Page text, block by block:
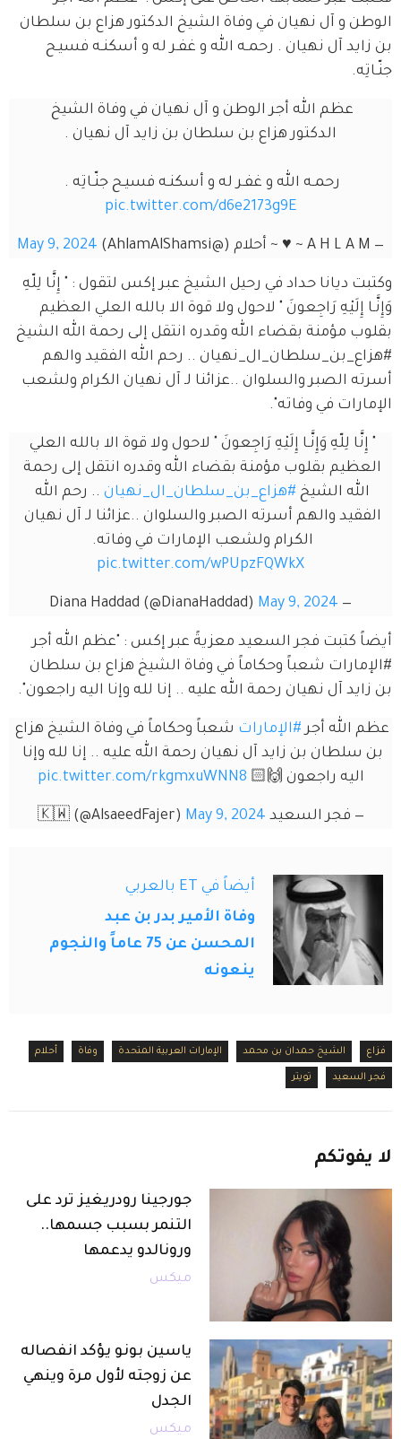
الوطن و آل نهيان في وفاة الشيخ الدكتور هزاع بن سلطان
بن زايد آل نهيان . رحمـه الله و غفـر له و أسكنـه فسيـح
جنّـاتِه.
عظم الله أجر الوطن و آل نهيان في وفاة الشيخ
الدكتور هزاع بن سلطان بن زايد آل نهيان .
رحمـه الله و غفـر له و أسكنـه فسيـح جنّـاتِه .
pic.twitter.com/d6e2173g9E
— A H L A M ~ ♥️ ~ أحلام (@AhlamAlShamsi) May 9, 2024
وكتبت ديانا حداد في رحيل الشيخ عبر إكس لتقول : " إِنَّا لِلّهِ
وَإِنَّـا إِلَيْهِ رَاجِعونَ " لاحول ولا قوة الا بالله العلي العظيم
بقلوب مؤمنة بقضاء الله وقدره انتقل إلى رحمة الله الشيخ
#هزاع_بن_سلطان_ال_نهيان .. رحم الله الفقيد والهم
أسرته الصبر والسلوان ..عزائنا لـ آل نهيان الكرام ولشعب
الإمارات في وفاته".
" إِنَّا لِلّهِ وَإِنَّـا إِلَيْهِ رَاجِعونَ " لاحول ولا قوة الا بالله العلي
العظيم بقلوب مؤمنة بقضاء الله وقدره انتقل إلى رحمة
الله الشيخ #هزاع_بن_سلطان_ال_نهيان .. رحم الله
الفقيد والهم أسرته الصبر والسلوان ..عزائنا لـ آل نهيان
الكرام ولشعب الإمارات في وفاته.
pic.twitter.com/wPUpzFQWkX
— Diana Haddad (@DianaHaddad)
May 9, 2024
أيضاً كتبت فجر السعيد معزيةً عبر إكس : "عظم الله أجر
#الإمارات شعباً وحكاماً في وفاة الشيخ هزاع بن سلطان
بن زايد آل نهيان رحمة الله عليه .. إنا لله وإنا اليه راجعون".
عظم الله أجر #الإمارات شعباً وحكاماً في وفاة الشيخ هزاع
بن سلطان بن زايد آل نهيان رحمة الله عليه .. إنا لله وإنا
اليه راجعون 🙌🏻 pic.twitter.com/rkgmxuWNN8
— فجر السعيد 🇰🇼 (@AlsaeedFajer) May 9, 2024
أيضاً في ET بالعربي
وفاة الأمير بدر بن عبد
المحسن عن 75 عاماً والنجوم
ينعونه
فزاع الشيخ حمدان بن محمد الإمارات العربية المتحدة وفاة أحلام
فجر السعيد تويتر
لا يفوتكم
جورجينا رودريغيز ترد على
التنمر بسبب جسمها..
ورونالدو يدعمها
ميكس
ياسين بونو يؤكد انفصاله
عن زوجته لأول مرة وينهي
الجدل
ميكس